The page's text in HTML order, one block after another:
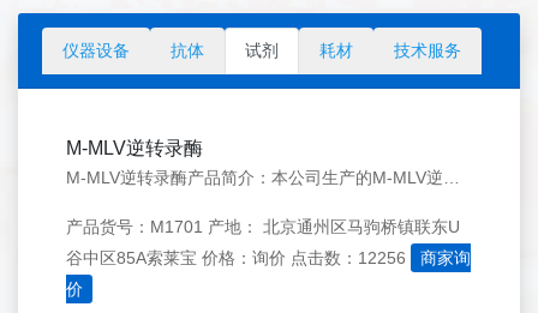
仪器设备 抗体 试剂 耗材 技术服务
M-MLV逆转录酶
产品货号：M1701 产地： 北京通州区马驹桥镇联东U
谷中区85A索莱宝 价格：询价 点击数：12256
商家询
价